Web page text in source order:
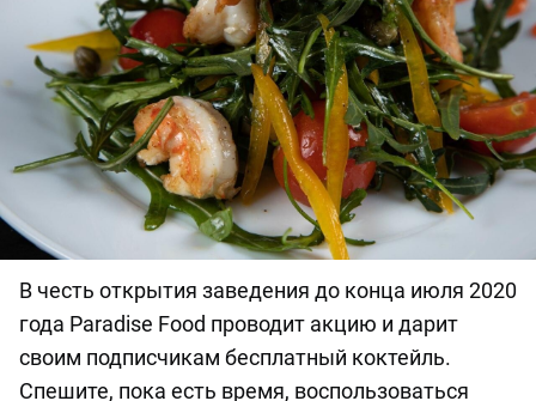
В честь открытия заведения до конца июля 2020
года Paradise Food проводит акцию и дарит
своим подписчикам бесплатный коктейль.
Спешите, пока есть время, воспользоваться